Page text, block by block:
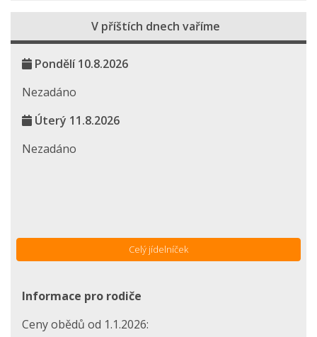
V příštích dnech vaříme
Pondělí 10.8.2026
Nezadáno
Úterý 11.8.2026
Nezadáno
Celý jídelníček
Informace pro rodiče
Ceny obědů od 1.1.2026: